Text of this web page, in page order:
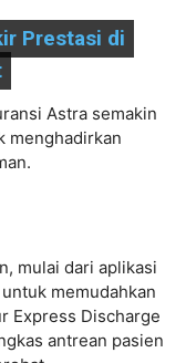
Prestasi di
Astra semakin
menghadirkan
mulai dari aplikasi
memudahkan
Express Discharge
antrean pasien